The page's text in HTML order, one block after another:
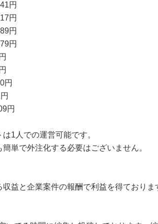
円
円
円
円
円
円
1人での運営可能です。
単で外注化する必要はございません。
収益と企業案件の報酬で利益を得ておりま